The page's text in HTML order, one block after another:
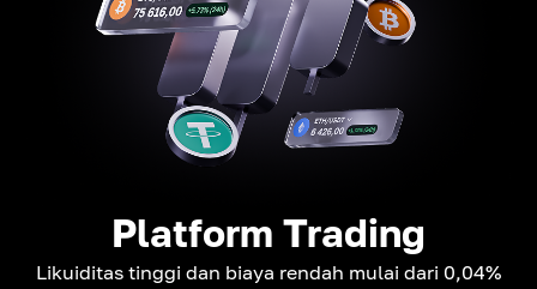
Platform Trading
Likuiditas tinggi dan biaya rendah mulai dari 0,04%